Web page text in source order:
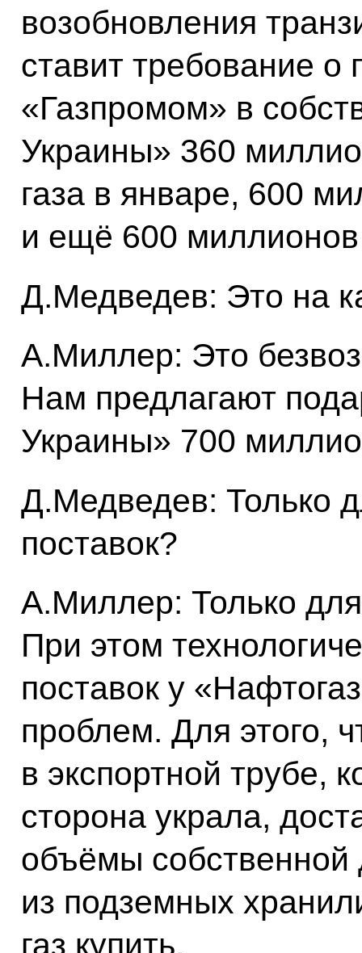
возобновления
ставит требование о
«Газпромом» в
Украины» 360
газа в январе, 600
и ещё 600
Д.Медведев: Это на
А.Миллер: Это
Нам предлагают
Украины» 700
Д.Медведев: Только
поставок?
А.Миллер: Только
При этом
поставок у
проблем. Для этого,
в экспортной трубе,
сторона украла,
объёмы собственной
из подземных
газ купить.